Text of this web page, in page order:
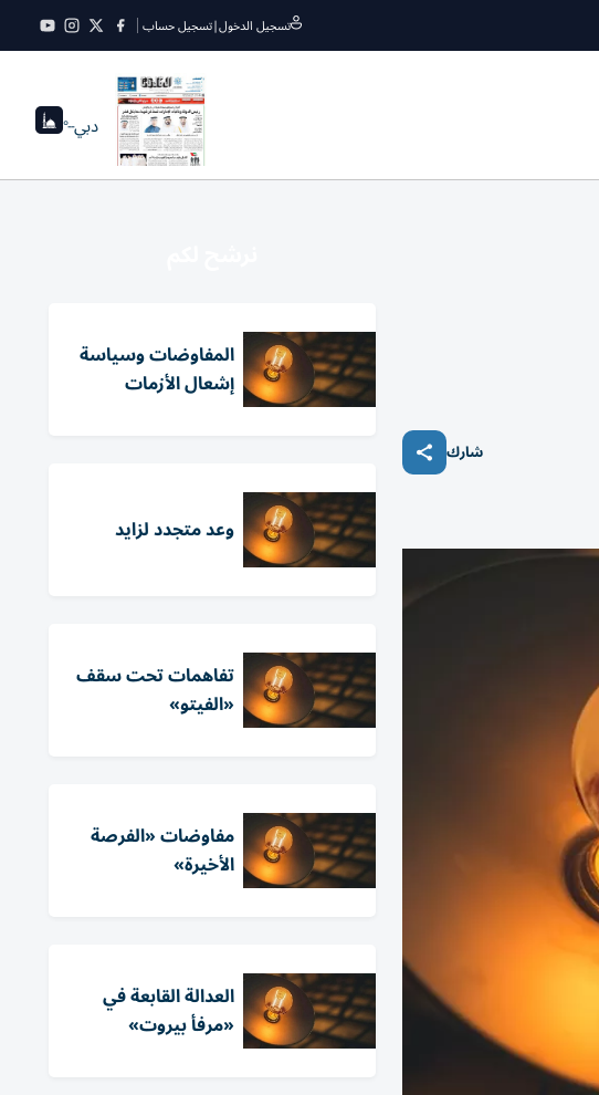
تسجيل الدخول|تسجيل حساب
دبي--°
شارك
المفاوضات وسياسة
إشعال الأزمات
وعد متجدد لزايد
تفاهمات تحت سقف
«الفيتو»
مفاوضات «الفرصة
الأخيرة»
العدالة القابعة في
«مرفأ بيروت»